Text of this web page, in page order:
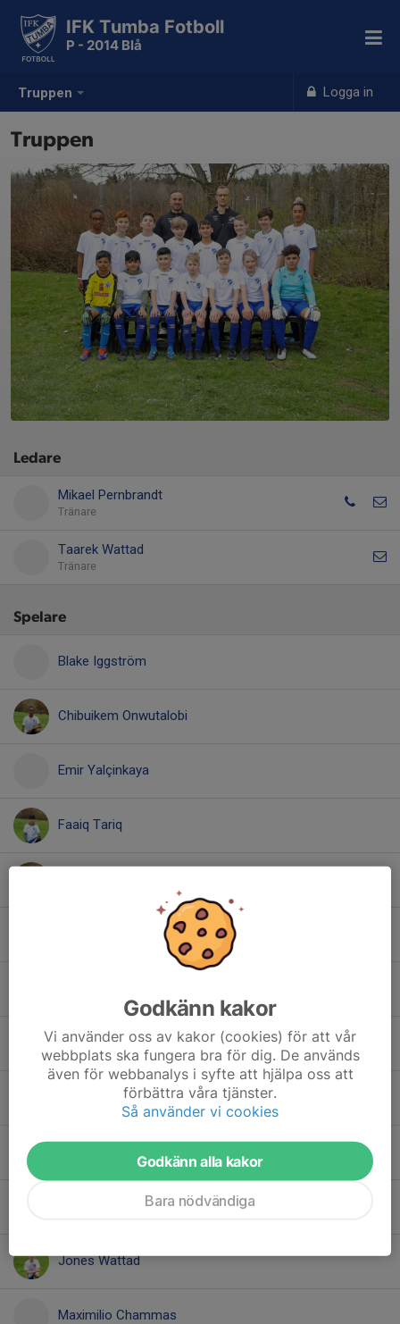
Truppen Logga in
IFK Tumba Fotboll
P - 2014 Blå
Truppen
Ledare
Mikael Pernbrandt
Tränare
Taarek Wattad
Tränare
Spelare
Blake Iggström
Chibuikem Onwutalobi
Emir Yalçinkaya
Faaiq Tariq
Houzefa Alali
Hugo Larsson
Jones Wattad
Maximilio Chammas
Godkänn kakor
Vi använder oss av kakor (cookies) för att vår
webbplats ska fungera bra för dig. De används
även för webbanalys i syfte att hjälpa oss att
förbättra våra tjänster.
Så använder vi cookies
Godkänn alla kakor
Bara nödvändiga